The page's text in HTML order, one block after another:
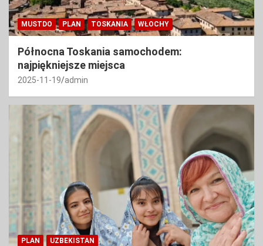
MUSTDO PLAN TOSKANIA WŁOCHY
Północna Toskania samochodem:
najpiękniejsze miejsca
2025-11-19 admin
PLAN UZBEKISTAN